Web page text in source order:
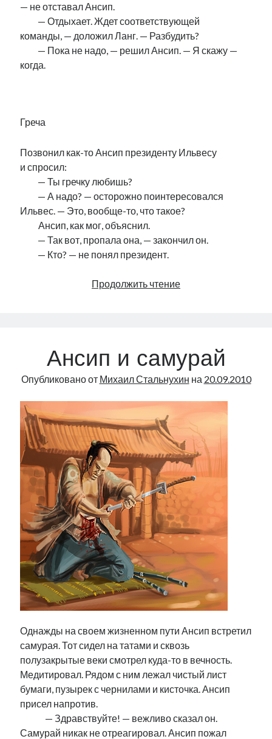
— не отставал Ансип.
— Отдыхает. Ждет соответствующей
команды, — доложил Ланг. — Разбудить?
— Пока не надо, — решил Ансип. — Я скажу —
когда.
Греча
Позвонил как-то Ансип президенту Ильвесу
и спросил:
— Ты гречку любишь?
— А надо? — осторожно поинтересовался
Ильвес. — Это, вообще-то, что такое?
……..Ансип, как мог, объяснил.
— Так вот, пропала она, — закончил он.
— Кто? — не понял президент.
Продолжить чтениеГреча
Ансип и самурай
Опубликовано от Михаил Стальнухин на 20.09.2010
Однажды на своем жизненном пути Ансип встретил
самурая. Тот сидел на татами и сквозь
полузакрытые веки смотрел куда-то в вечность.
Медитировал. Рядом с ним лежал чистый лист
бумаги, пузырек с чернилами и кисточка. Ансип
присел напротив.
— Здравствуйте! — вежливо сказал он.
Самурай никак не отреагировал. Ансип пожал